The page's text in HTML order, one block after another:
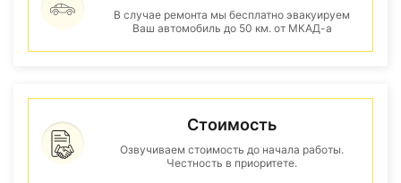
В случае ремонта мы бесплатно эвакуируем
Ваш автомобиль до 50 км. от МКАД-а
Стоимость
Озвучиваем стоимость до начала работы.
Честность в приоритете.